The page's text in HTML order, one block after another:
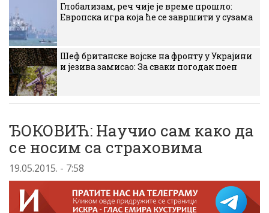
Глобализам, реч чије је време прошло:
Европска игра која ће се завршити у сузама
Шеф британске војске на фронту у Украјини
и језива замисао: За сваки погодак поен
ЂОКОВИЋ: Научио сам како да
се носим са страховима
19.05.2015. - 7:58